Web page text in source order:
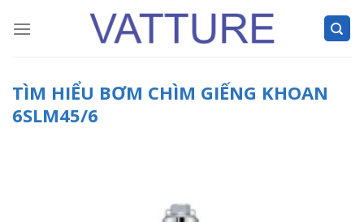
TÌM HIỂU BƠM CHÌM GIẾNG KHOAN
6SLM45/6